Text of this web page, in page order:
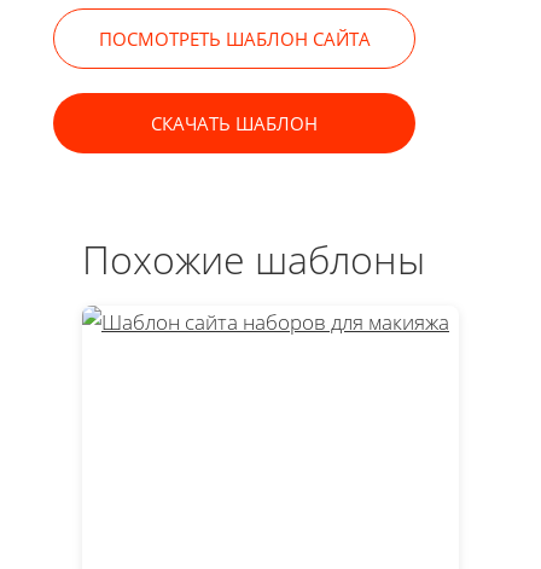
ПОСМОТРЕТЬ ШАБЛОН САЙТА
СКАЧАТЬ ШАБЛОН
Похожие шаблоны